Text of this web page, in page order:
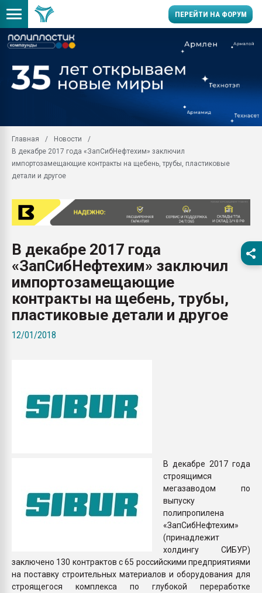
ПЕРЕЙТИ НА ФОРУМ
производство SPC
заводу пластмасс"
Вакуум-формовочные
28.07.2026
первый план в
пластмасс
28.07.2026
ситуацией на
Всё, что касается
ПЕРЕЙТИ НА
Главная
Новости
В декабре 2017 года «ЗапСибНефтехим» заключил
импортозамещающие контракты на щебень, трубы, пластиковые
детали и другое
В декабре 2017 года
«ЗапСибНефтехим» заключил
импортозамещающие
контракты на щебень, трубы,
пластиковые детали и другое
12/01/2018
В декабре 2017 года
строящимся
мегазаводом по
выпуску
полипропилена
«ЗапСибНефтехим»
(принадлежит
холдингу СИБУР)
заключено 130 контрактов c 65 российскими предприятиями
на поставку строительных материалов и оборудования для
строящегося комплекса по глубокой переработке